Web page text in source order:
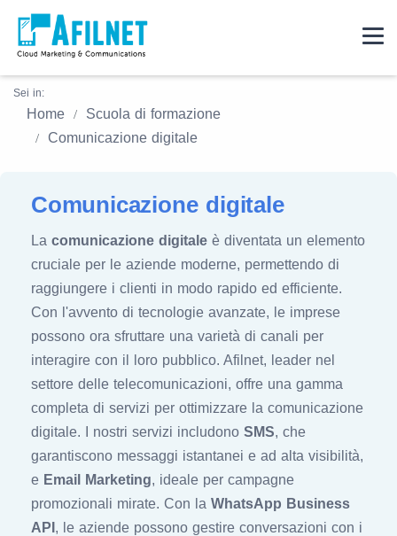
Sei in:
Home
Scuola di formazione
Comunicazione digitale
Comunicazione digitale
La comunicazione digitale è diventata un elemento
cruciale per le aziende moderne, permettendo di
raggiungere i clienti in modo rapido ed efficiente.
Con l'avvento di tecnologie avanzate, le imprese
possono ora sfruttare una varietà di canali per
interagire con il loro pubblico. Afilnet, leader nel
settore delle telecomunicazioni, offre una gamma
completa di servizi per ottimizzare la comunicazione
digitale. I nostri servizi includono SMS, che
garantiscono messaggi istantanei e ad alta visibilità,
e Email Marketing, ideale per campagne
promozionali mirate. Con la WhatsApp Business
API , le aziende possono gestire conversazioni con i